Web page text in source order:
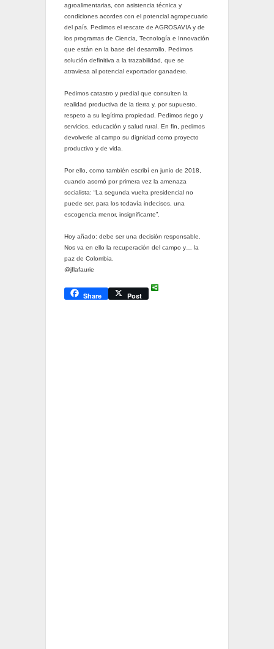
agroalimentarias, con asistencia técnica y
condiciones acordes con el potencial agropecuario
del país. Pedimos el rescate de AGROSAVIA y de
los programas de Ciencia, Tecnología e Innovación
que están en la base del desarrollo. Pedimos
solución definitiva a la trazabilidad, que se
atraviesa al potencial exportador ganadero.
Pedimos catastro y predial que consulten la
realidad productiva de la tierra y, por supuesto,
respeto a su legítima propiedad. Pedimos riego y
servicios, educación y salud rural. En fin, pedimos
devolverle al campo su dignidad como proyecto
productivo y de vida.
Por ello, como también escribí en junio de 2018,
cuando asomó por primera vez la amenaza
socialista: “La segunda vuelta presidencial no
puede ser, para los todavía indecisos, una
escogencia menor, insignificante”.
Hoy añado: debe ser una decisión responsable.
Nos va en ello la recuperación del campo y… la
paz de Colombia.
@jflafaurie
Share Post